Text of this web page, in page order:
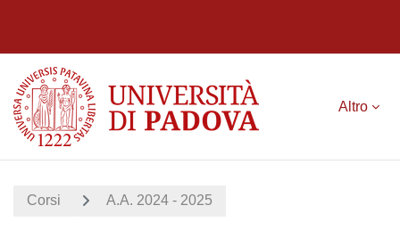
Altro
Corsi A.A. 2024 - 2025